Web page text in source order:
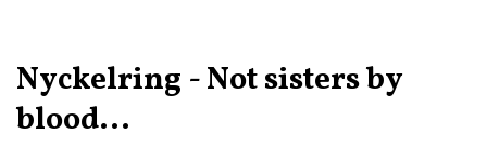
Nyckelring - Not sisters by
blood...